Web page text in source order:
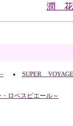
潤 花
SUPER
ロベスピエール～